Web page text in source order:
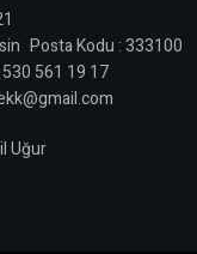
Posta Kodu : 333100
561 19 17
Uğur